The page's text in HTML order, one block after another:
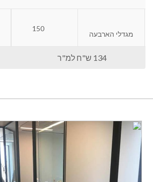
מגדלי הארבעה
150
134 ש"ח למ"ר